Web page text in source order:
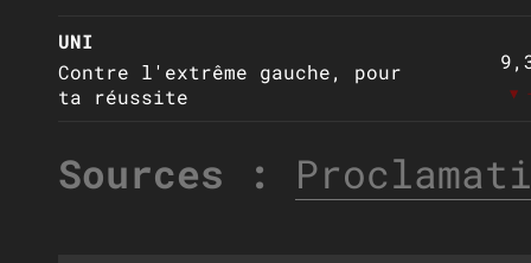
UNI
Contre l'extrême gauche, pour
ta réussite
▼
Sources :